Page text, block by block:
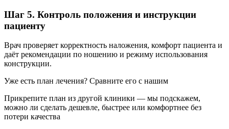
Шаг 5. Контроль положения и инструкции
пациенту
Врач проверяет корректность наложения, комфорт пациента и
даёт рекомендации по ношению и режиму использования
конструкции.
Уже есть план лечения? Сравните его с нашим
Прикрепите план из другой клиники — мы подскажем,
можно ли сделать дешевле, быстрее или комфортнее без
потери качества